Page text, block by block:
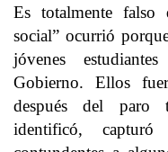
Es totalmente falso
social” ocurrió
jóvenes
Gobierno. Ellos
después del paro
identificó,